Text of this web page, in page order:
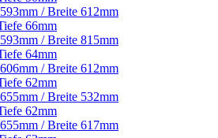
/ Breite 612mm
66mm
/ Breite 815mm
64mm
/ Breite 612mm
62mm
/ Breite 532mm
62mm
/ Breite 617mm